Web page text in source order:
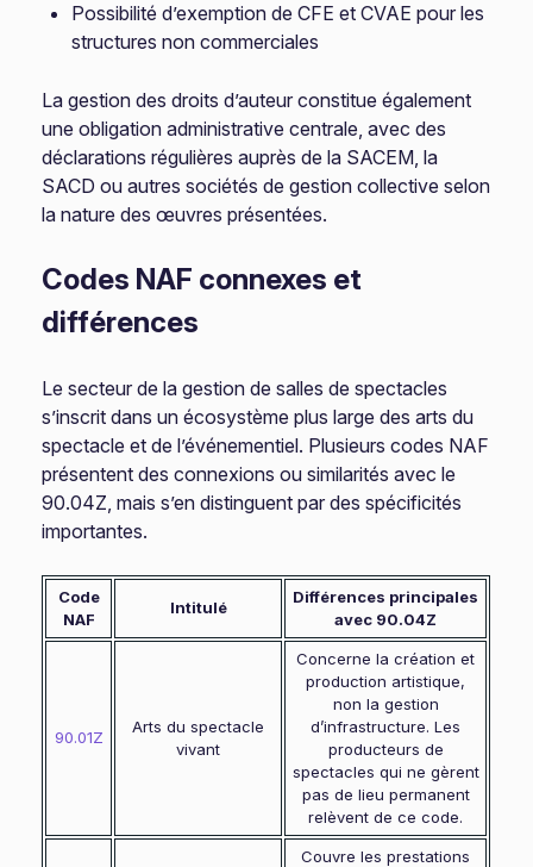
Possibilité d’exemption de CFE et CVAE pour les
structures non commerciales
La gestion des droits d’auteur constitue également
une obligation administrative centrale, avec des
déclarations régulières auprès de la SACEM, la
SACD ou autres sociétés de gestion collective selon
la nature des œuvres présentées.
Codes NAF connexes et
différences
Le secteur de la gestion de salles de spectacles
s’inscrit dans un écosystème plus large des arts du
spectacle et de l’événementiel. Plusieurs codes NAF
présentent des connexions ou similarités avec le
90.04Z, mais s’en distinguent par des spécificités
importantes.
Code
NAF
Intitulé
Différences principales
avec 90.04Z
90.01Z
Arts du spectacle
vivant
Concerne la création et
production artistique,
non la gestion
d’infrastructure. Les
producteurs de
spectacles qui ne gèrent
pas de lieu permanent
relèvent de ce code.
Couvre les prestations